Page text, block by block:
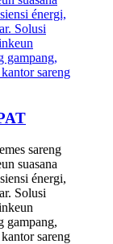
sareng
suasana
énergi,
Solusi
gampang,
sareng